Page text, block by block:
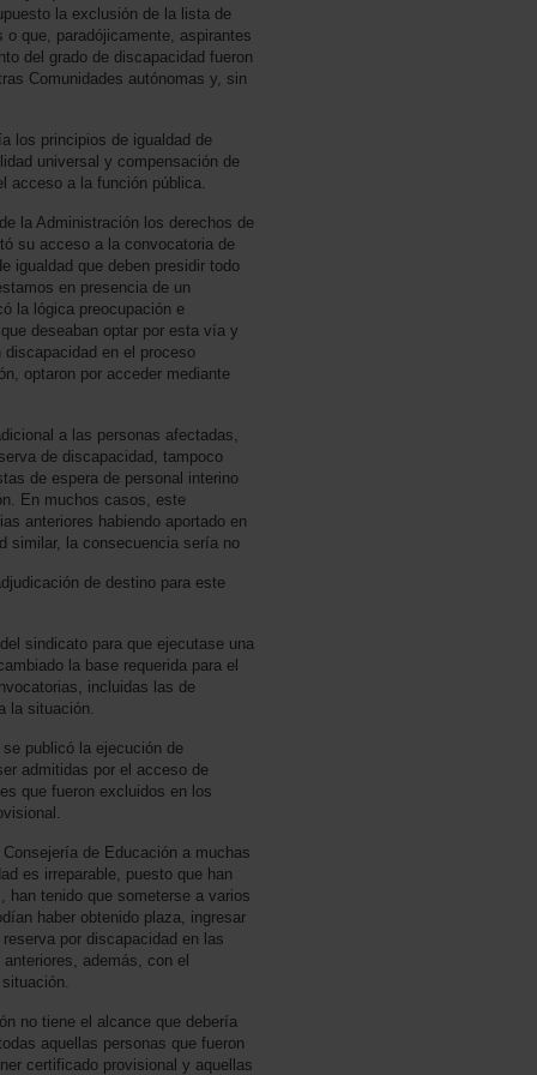
la exclusión de la lista de
que, paradójicamente, aspirantes
del grado de discapacidad fueron
Comunidades autónomas y, sin
los principios de igualdad de
universal y compensación de
acceso a la función pública.
la Administración los derechos de
su acceso a la convocatoria de
igualdad que deben presidir todo
en presencia de un
la lógica preocupación e
deseaban optar por esta vía y
en el proceso
optaron por acceder mediante
a las personas afectadas,
de discapacidad, tampoco
de espera de personal interino
En muchos casos, este
anteriores habiendo aportado en
similar, la consecuencia sería no
de destino para este
sindicato para que ejecutase una
la base requerida para el
incluidas las de
la situación.
publicó la ejecución de
admitidas por el acceso de
que fueron excluidos en los
de Educación a muchas
es irreparable, puesto que han
han tenido que someterse a varios
haber obtenido plaza, ingresar
por discapacidad en las
además, con el
no tiene el alcance que debería
aquellas personas que fueron
certificado provisional y aquellas